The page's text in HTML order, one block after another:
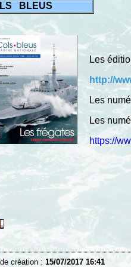
BLEUS
Les
http://
Les
Les
https://
création : 15/07/2017 16:41